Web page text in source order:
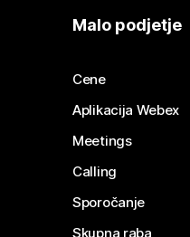
Malo podjetje
Cene
Aplikacija Webex
Meetings
Calling
Sporočanje
Skupna raba